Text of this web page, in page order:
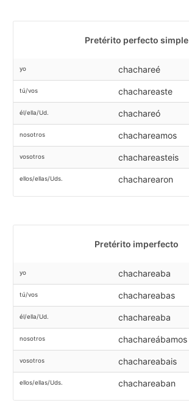
Pretérito perfecto simple
yo chachareé
tú/vos chachareaste
él/ella/Ud. chachareó
nosotros chachareamos
vosotros chachareasteis
ellos/ellas/Uds. chacharearon
Pretérito imperfecto
yo chachareaba
tú/vos chachareabas
él/ella/Ud. chachareaba
nosotros chachareábamos
vosotros chachareabais
ellos/ellas/Uds. chachareaban